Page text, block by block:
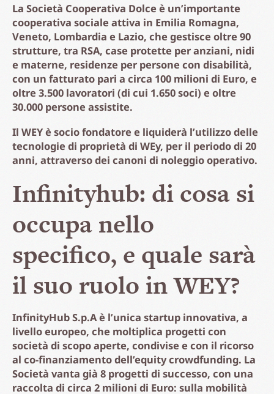
La Società Cooperativa Dolce è un’importante
cooperativa sociale attiva in Emilia Romagna,
Veneto, Lombardia e Lazio, che gestisce oltre 90
strutture, tra RSA, case protette per anziani, nidi
e materne, residenze per persone con disabilità,
con un fatturato pari a circa 100 milioni di Euro, e
oltre 3.500 lavoratori (di cui 1.650 soci) e oltre
30.000 persone assistite.
Il WEY è socio fondatore e liquiderà l’utilizzo delle
tecnologie di proprietà di WEy, per il periodo di 20
anni, attraverso dei canoni di noleggio operativo.
Infinityhub: di cosa si
occupa nello
specifico, e quale sarà
il suo ruolo in WEY?
InfinityHub S.p.A è l’unica startup innovativa, a
livello europeo, che moltiplica progetti con
società di scopo aperte, condivise e con il ricorso
al co-finanziamento dell’equity crowdfunding. La
Società vanta già 8 progetti di successo, con una
raccolta di circa 2 milioni di Euro: sulla mobilità